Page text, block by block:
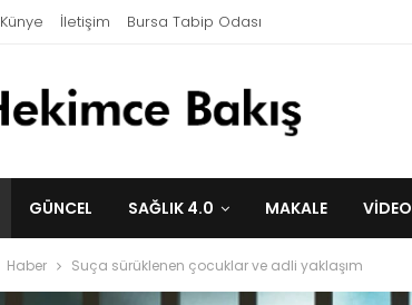
Künye İletişim Bursa Tabip Odası
GÜNCEL SAĞLIK 4.0 MAKALE VIDEO
Haber Suça sürüklenen çocuklar ve adli yaklaşım